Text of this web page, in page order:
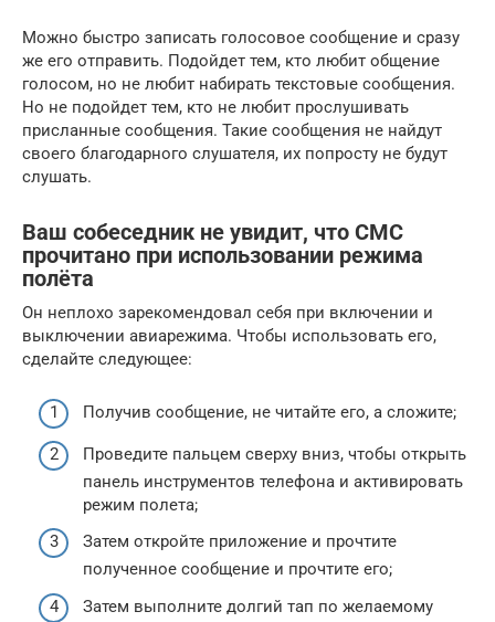
Можно быстро записать голосовое сообщение и сразу
же его отправить. Подойдет тем, кто любит общение
голосом, но не любит набирать текстовые сообщения.
Но не подойдет тем, кто не любит прослушивать
присланные сообщения. Такие сообщения не найдут
своего благодарного слушателя, их попросту не будут
слушать.
Ваш собеседник не увидит, что СМС
прочитано при использовании режима
полёта
Он неплохо зарекомендовал себя при включении и
выключении авиарежима. Чтобы использовать его,
сделайте следующее:
Получив сообщение, не читайте его, а сложите;
Проведите пальцем сверху вниз, чтобы открыть
панель инструментов телефона и активировать
режим полета;
Затем откройте приложение и прочтите
полученное сообщение и прочтите его;
Затем выполните долгий тап по желаемому